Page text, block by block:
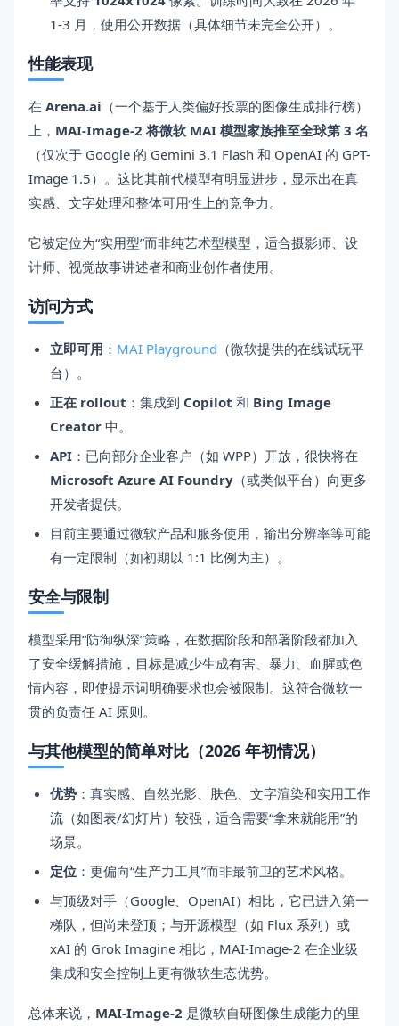
1-3 月，使用公开数据（具体细节未完全公开）。
性能表现
在 Arena.ai （一个基于人类偏好投票的图像生成排行榜）
上， MAI-Image-2 将微软 MAI 模型家族推至全球第 3 名
（仅次于 Google 的 Gemini 3.1 Flash 和 OpenAI 的 GPT-
Image 1.5）。这比其前代模型有明显进步，显示出在真
实感、文字处理和整体可用性上的竞争力。
它被定位为“实用型”而非纯艺术型模型，适合摄影师、设
计师、视觉故事讲述者和商业创作者使用。
访问方式
立即可用 ： MAI Playground （微软提供的在线试玩平
台）。
正在 rollout ：集成到 Copilot 和 Bing Image
Creator 中。
API ：已向部分企业客户（如 WPP）开放，很快将在
Microsoft Azure AI Foundry （或类似平台）向更多
开发者提供。
目前主要通过微软产品和服务使用，输出分辨率等可能
有一定限制（如初期以 1:1 比例为主）。
安全与限制
模型采用“防御纵深”策略，在数据阶段和部署阶段都加入
了安全缓解措施，目标是减少生成有害、暴力、血腥或色
情内容，即使提示词明确要求也会被限制。这符合微软一
贯的负责任 AI 原则。
与其他模型的简单对比（2026 年初情况）
优势 ：真实感、自然光影、肤色、文字渲染和实用工作
流（如图表/幻灯片）较强，适合需要“拿来就能用”的
场景。
定位 ：更偏向“生产力工具”而非最前卫的艺术风格。
与顶级对手（Google、OpenAI）相比，它已进入第一
梯队，但尚未登顶；与开源模型（如 Flux 系列）或
xAI 的 Grok Imagine 相比，MAI-Image-2 在企业级
集成和安全控制上更有微软生态优势。
总体来说， MAI-Image-2 是微软自研图像生成能力的里